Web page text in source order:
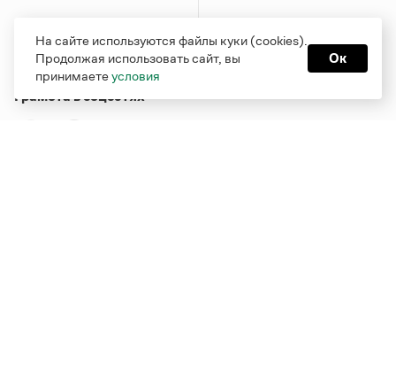
Грамота в соцсетях
На сайте используются файлы куки (cookies).
Продолжая использовать сайт, вы
принимаетеусловия
Ок